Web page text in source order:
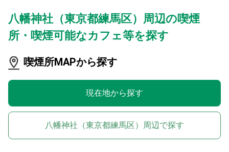
八幡神社（東京都練馬区）周辺の喫煙
所・喫煙可能なカフェ等を探す
喫煙所MAPから探す
現在地から探す
八幡神社（東京都練馬区）周辺で探す